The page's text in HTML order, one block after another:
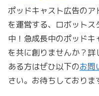
ポッドキャスト広告の
を運営する、ロボット
中！急成長中のポッド
を共に創りませんか？
ある方はぜひ以下のお問
さい。お待ちしておりま